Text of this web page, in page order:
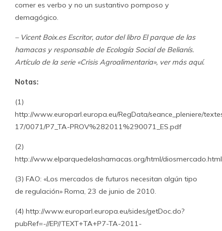
comer es verbo y no un sustantivo pomposo y
demagógico.
– Vicent Boix.es Escritor, autor del libro El parque de las
hamacas y responsable de Ecología Social de Belianís.
Artículo de la serie «Crisis Agroalimentaria», ver más aquí.
Notas:
(1)
http://www.europarl.europa.eu/RegData/seance_pleniere/
17/0071/P7_TA-PROV%282011%290071_ES.pdf
(2)
http://www.elparquedelashamacas.org/html/diosmercado.html
(3) FAO: «Los mercados de futuros necesitan algún tipo
de regulación» Roma, 23 de junio de 2010.
(4) http://www.europarl.europa.eu/sides/getDoc.do?
pubRef=-//EP//TEXT+TA+P7-TA-2011-